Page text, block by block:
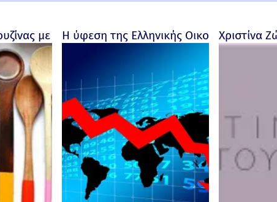
με προσωπικότητα
Η ύφεση της Ελληνικής Οικονομίας -
Χριστίνα